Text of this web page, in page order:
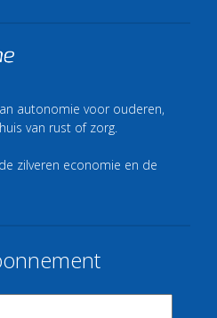
autonomie voor ouderen,
van rust of zorg.
zilveren economie en de